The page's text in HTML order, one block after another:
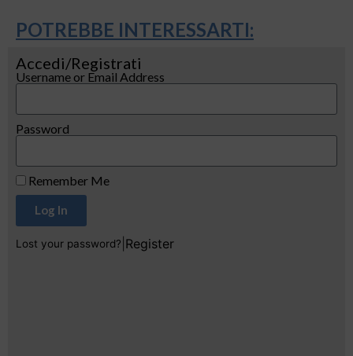
POTREBBE INTERESSARTI:
Accedi/Registrati
Username or Email Address
Password
Remember Me
Log In
Lost your password? Register